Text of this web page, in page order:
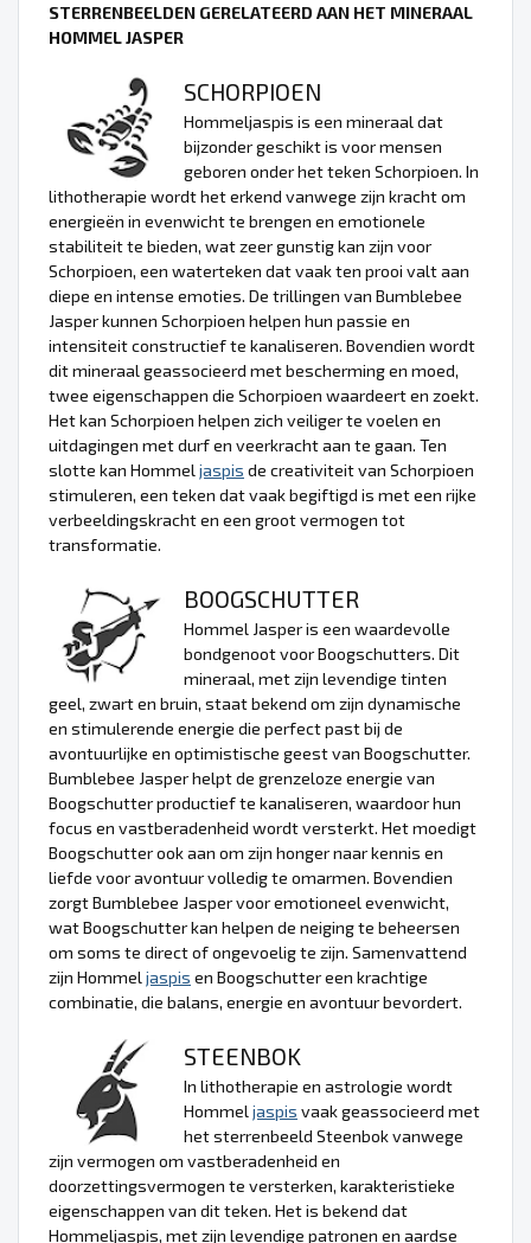
STERRENBEELDEN GERELATEERD AAN HET MINERAAL
HOMMEL JASPER
SCHORPIOEN
Hommeljaspis is een mineraal dat
bijzonder geschikt is voor mensen
geboren onder het teken Schorpioen. In
lithotherapie wordt het erkend vanwege zijn kracht om
energieën in evenwicht te brengen en emotionele
stabiliteit te bieden, wat zeer gunstig kan zijn voor
Schorpioen, een waterteken dat vaak ten prooi valt aan
diepe en intense emoties. De trillingen van Bumblebee
Jasper kunnen Schorpioen helpen hun passie en
intensiteit constructief te kanaliseren. Bovendien wordt
dit mineraal geassocieerd met bescherming en moed,
twee eigenschappen die Schorpioen waardeert en zoekt.
Het kan Schorpioen helpen zich veiliger te voelen en
uitdagingen met durf en veerkracht aan te gaan. Ten
slotte kan Hommel jaspis de creativiteit van Schorpioen
stimuleren, een teken dat vaak begiftigd is met een rijke
verbeeldingskracht en een groot vermogen tot
transformatie.
BOOGSCHUTTER
Hommel Jasper is een waardevolle
bondgenoot voor Boogschutters. Dit
mineraal, met zijn levendige tinten
geel, zwart en bruin, staat bekend om zijn dynamische
en stimulerende energie die perfect past bij de
avontuurlijke en optimistische geest van Boogschutter.
Bumblebee Jasper helpt de grenzeloze energie van
Boogschutter productief te kanaliseren, waardoor hun
focus en vastberadenheid wordt versterkt. Het moedigt
Boogschutter ook aan om zijn honger naar kennis en
liefde voor avontuur volledig te omarmen. Bovendien
zorgt Bumblebee Jasper voor emotioneel evenwicht,
wat Boogschutter kan helpen de neiging te beheersen
om soms te direct of ongevoelig te zijn. Samenvattend
zijn Hommel jaspis en Boogschutter een krachtige
combinatie, die balans, energie en avontuur bevordert.
STEENBOK
In lithotherapie en astrologie wordt
Hommel jaspis vaak geassocieerd met
het sterrenbeeld Steenbok vanwege
zijn vermogen om vastberadenheid en
doorzettingsvermogen te versterken, karakteristieke
eigenschappen van dit teken. Het is bekend dat
Hommeljaspis, met zijn levendige patronen en aardse